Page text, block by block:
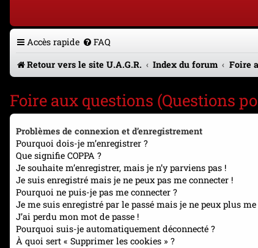
Accès rapide FAQ
Retour vers le site U.A.G.R.
Index du forum Foire
Foire aux questions (Questions
Problèmes de connexion et d’enregistrement
Pourquoi dois-je m’enregistrer ?
Que signifie COPPA ?
Je souhaite m’enregistrer, mais je n’y parviens pas !
Je suis enregistré mais je ne peux pas me connecter !
Pourquoi ne puis-je pas me connecter ?
Je me suis enregistré par le passé mais je ne peux plus me
J’ai perdu mon mot de passe !
Pourquoi suis-je automatiquement déconnecté ?
À quoi sert « Supprimer les cookies » ?